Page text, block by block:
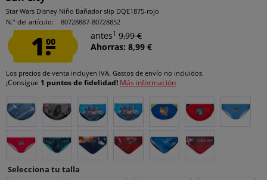
Star Wars Disney Niño Bañador slip DQE1875-rojo
N.° del artículo:
80728887-80728852
1.00
antes1 9,99 €
Ahorras: 8,99 €
Los precios de venta incluyen IVA. Gastos de envío no incluidos.
¡Consigue 1 puntos de fidelidad! Más información
Selecciona tu talla